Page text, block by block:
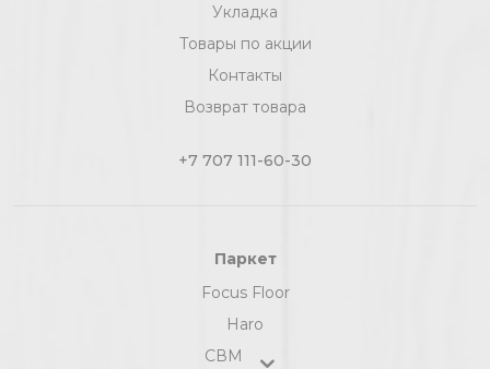
Укладка
Товары по акции
Контакты
Возврат товара
+7 707 111-60-30
Паркет
Focus Floor
Haro
СВМ